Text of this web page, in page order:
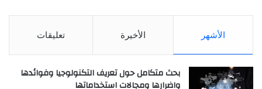
الأشهر الأخيرة تعليقات
بحث متكامل حول تعريف التكنولوجيا وفوائدها
واضرارها ومجالات استخداماتها